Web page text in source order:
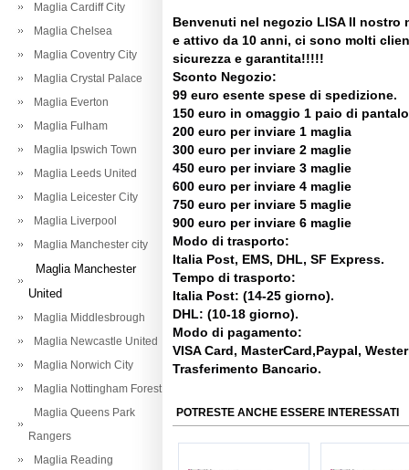
Maglia Cardiff City
Maglia Chelsea
Maglia Coventry City
Maglia Crystal Palace
Maglia Everton
Maglia Fulham
Maglia Ipswich Town
Maglia Leeds United
Maglia Leicester City
Maglia Liverpool
Maglia Manchester city
Maglia Manchester
United
Maglia Middlesbrough
Maglia Newcastle United
Maglia Norwich City
Maglia Nottingham Forest
Maglia Queens Park
Rangers
Maglia Reading
Benvenuti nel negozio LISA Il nostro
e attivo da 10 anni, ci sono molti
sicurezza e garantita!!!!!
Sconto Negozio:
99 euro esente spese di spedizione.
150 euro in omaggio 1 paio di
200 euro per inviare 1 maglia
300 euro per inviare 2 maglie
450 euro per inviare 3 maglie
600 euro per inviare 4 maglie
750 euro per inviare 5 maglie
900 euro per inviare 6 maglie
Modo di trasporto:
Italia Post, EMS, DHL, SF Express.
Tempo di trasporto:
Italia Post: (14-25 giorno).
DHL: (10-18 giorno).
Modo di pagamento:
VISA Card, MasterCard,Paypal,
Trasferimento Bancario.
POTRESTE ANCHE ESSERE INTERESSATI